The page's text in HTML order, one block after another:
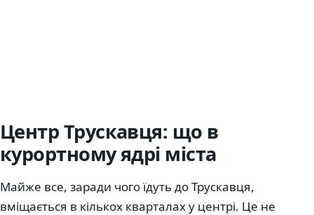
Центр Трускавця: що в
курортному ядрі міста
Майже все, заради чого їдуть до Трускавця,
вміщається в кількох кварталах у центрі. Це не